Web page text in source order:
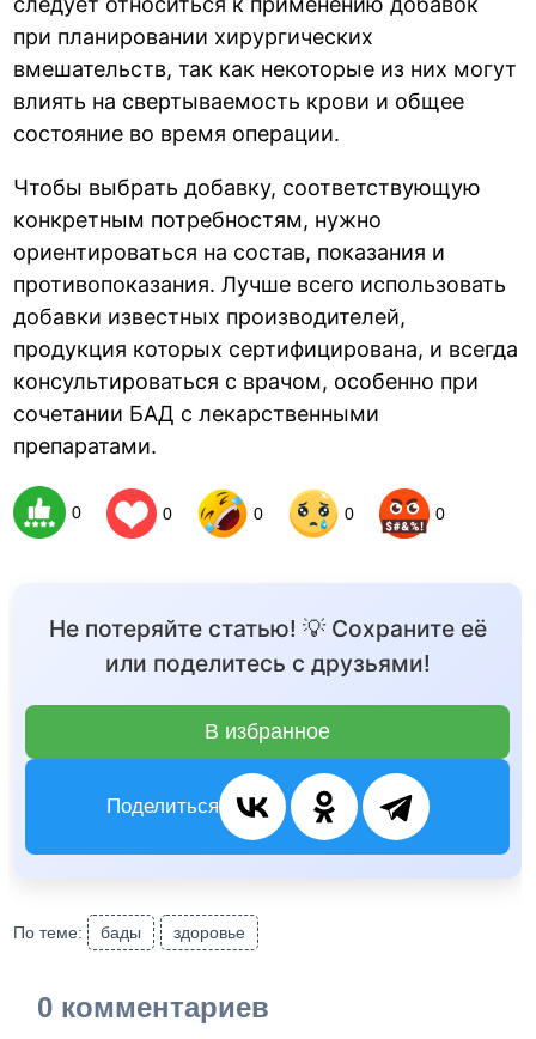
при планировании хирургических
вмешательств, так как некоторые из них могут
влиять на свертываемость крови и общее
состояние во время операции.
Чтобы выбрать добавку, соответствующую
конкретным потребностям, нужно
ориентироваться на состав, показания и
противопоказания. Лучше всего использовать
добавки известных производителей,
продукция которых сертифицирована, и всегда
консультироваться с врачом, особенно при
сочетании БАД с лекарственными
препаратами.
0 0 0 0 0
Не потеряйте статью! 💡 Сохраните её
или поделитесь с друзьями!
В избранное
Поделиться
По теме: бады здоровье
0 комментариев